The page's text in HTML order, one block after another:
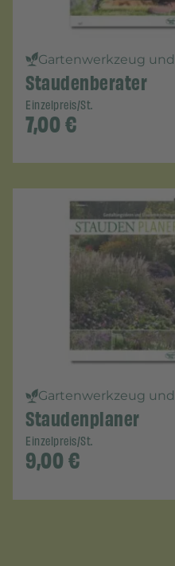
Gartenwerkzeug
Staudenberater
Einzelpreis/St.
7,00€
Gartenwerkzeug
Staudenplaner
Einzelpreis/St.
9,00€